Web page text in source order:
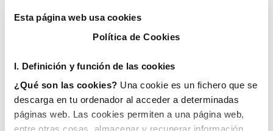
Esta página web usa cookies
Política de Cookies
I. Definición y función de las cookies
¿Qué son las cookies? Una cookie es un fichero que se
descarga en tu ordenador al acceder a determinadas
páginas web. Las cookies permiten a una página web,
entre otras cosas, almacenar y recuperar información
de aficionados, que asistieron al Circuito
Ricardo Tormo para disfrutar del Gran
Valenciana y visitaron el municipio [...]
LEER MÁS